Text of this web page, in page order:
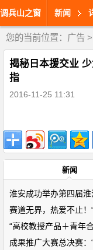
调兵山之窗 新闻
您的当前位置： 广告 >
揭秘日本援交业
指
2016-11-25 11:31
新闻
赛道无界，热爱不止
“高校教授产品＋青年
成果推广大赛总决赛